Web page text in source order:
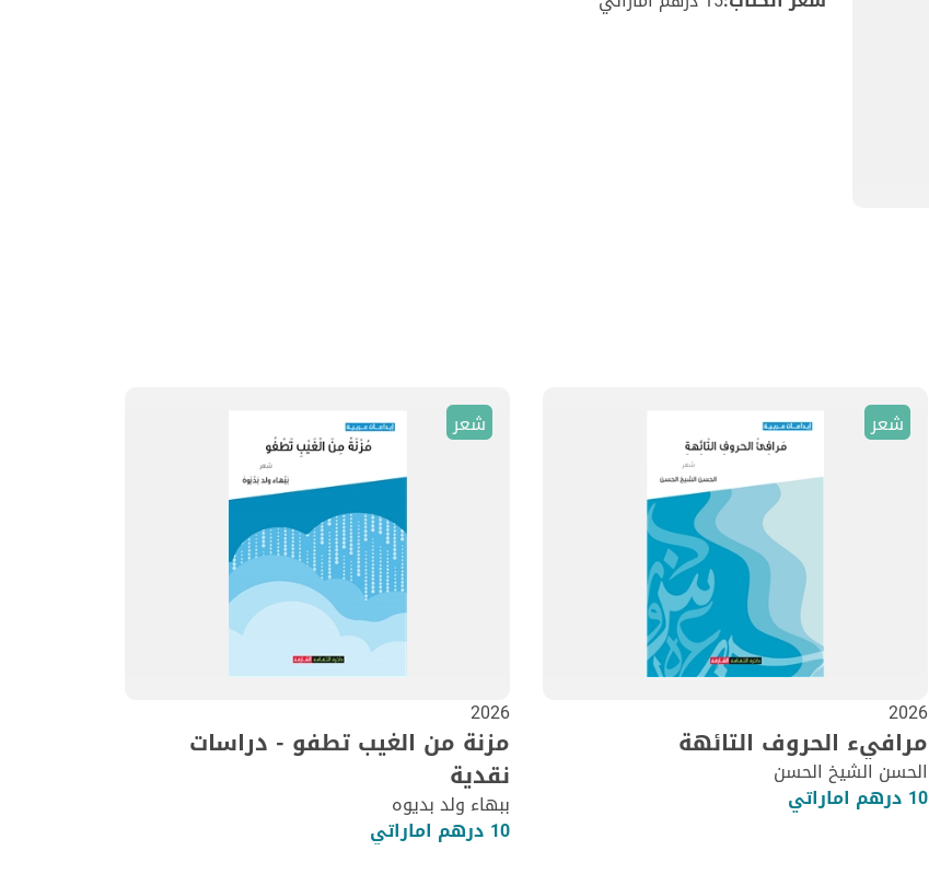
شعر
2026
مرافيء الحروف التائهة
الحسن الشيخ الحسن
10 درهم اماراتي
شعر
2026
مزنة من الغيب تطفو - دراسات
نقدية
ببهاء ولد بديوه
10 درهم اماراتي